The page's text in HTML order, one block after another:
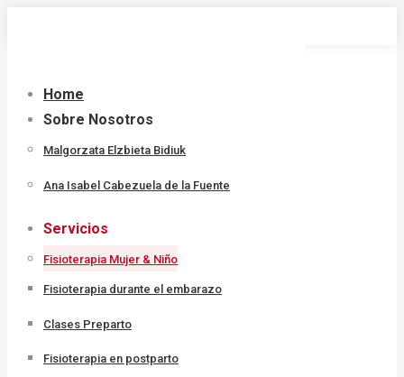
Home
Sobre Nosotros
Malgorzata Elzbieta Bidiuk
Ana Isabel Cabezuela de la Fuente
Servicios
Fisioterapia Mujer & Niño
Fisioterapia durante el embarazo
Clases Preparto
Fisioterapia en postparto